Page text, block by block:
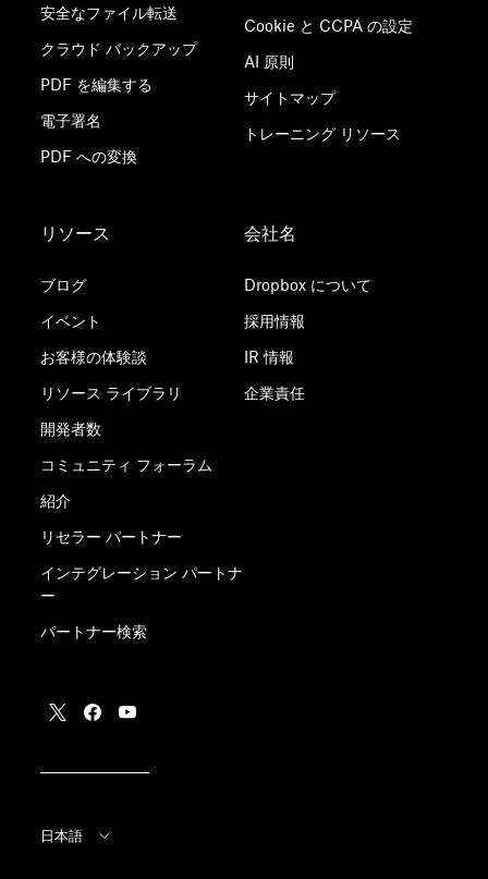
安全なファイル転送
クラウド バックアップ
PDF を編集する
電子署名
PDF への変換
Cookie と CCPA の設定
AI 原則
サイトマップ
トレーニング リソース
リソース
ブログ
イベント
お客様の体験談
リソース ライブラリ
開発者数
コミュニティ フォーラム
紹介
リセラー パートナー
インテグレーション パートナ
ー
パートナー検索
会社名
Dropbox について
採用情報
IR 情報
企業責任
日本語